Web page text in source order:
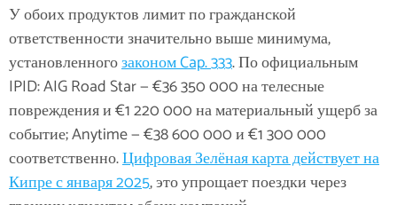
У обоих продуктов лимит по гражданской
ответственности значительно выше минимума,
установленногозаконом Cap. 333. По официальным
IPID: AIG Road Star — €36 350 000 на телесные
повреждения и €1 220 000 на материальный ущерб за
событие; Anytime — €38 600 000 и €1 300 000
соответственно.Цифровая Зелёная карта действует на
Кипре с января 2025, это упрощает поездки через